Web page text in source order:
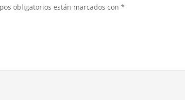
obligatorios están marcados con *